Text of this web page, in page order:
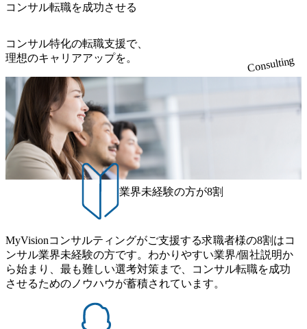
ルティング領域)から参画いただきます。 課題選定から顧客
だきます。 アジャイル開発を通じて顧客の要望や提案を柔
軟に取り入れながら改善サイクルを回すため、ご自身の提
案がサービスに直接反映されやすく、高い貢献度を実感で
きます。 ● 勤務地 東京都渋谷区渋谷3丁目6-7 渋谷金王タワ
ー 事業所内禁煙(入居する施設に喫煙専用室あり) ・就業規
則により就業時間内の喫煙を全面的に禁止 ・禁煙サポート
制度あり オンライン ● 必須要件 以下いずれかのご経験をお
持ちの方 ・システム・ソフトウェア開発経験3年以上 ・要
件定義～基本設計など上流経験2年以上 ・PMO経験2年以上
● 歓迎要件 ・要件定義から詳細設計までのいずれかの上流
工程の経験 ・サブリーダー以上のマネジメント経験 ・お客
様との折衝経験、交渉経験 ・組織課題に対して主体的に業
務改善に取り組まれたご経験 ・アジャイル/スクラムへの興
で主体的に動ける方 ・年齢にこだわらず、アドバイスを素
直に受け取れる方 ・推進力のある方
職率も21.8%（2023年12月時点）とフレキシブルな働き方を
③12時開始 2026年8月10日(月) 16:00 各回50分程度を想定 オ
ンライン 書類選考通過者
ンサルティング会社となり、今後も成長性が大きくみられ
社時に10日間の間みっちりとコンサルの基礎を支援)を魅力
に感じ、他Big4ではなくアビームを選ぶ方も多数 アビーム
といえばSAPをはじめとしたシステム、とイメージされる
こともあるが実態としては経営戦略策定や新規事業立案な
どのトップラインを上げるための戦略案件も多く存在 特に
スポーツ&エンターテイメント領域ではBig4に先んじて注力
し、業界内で大きな存在感を誇る 社員の多様化する生活ス
タイルやライフイベントに対応した働きやすい職場環境を
実現するため、さまざまなサポート制度を導入している 多
文化理解や女性の活躍推進などの取り組み、また、フレッ
クス制度やフリーロケーション制度、フルリモート制度な
どの多様な働き方をサポートする制度が整備されている 202
6年8月23日(日) 9:00～18:00終了 2026年8月12日(水) 16:00 202
6年8月23日(日)にSustainable SCM SU 1day選考会を開催いた
します。 当SUは「GlobalでのSCM構築」や「物流・調達コ
ストの構造改革」といった伝統的なテーマに留まらずクラ
イアントがこれから取組むべき「グリーントランスフォー
った社会課題やテーマに対して、グローバル知見と最新の
事例などを基に企業の構造改革と社会価値の創造の取り組
東京オフィスに来るグローバルメンバーも多く、グローバ
れており、これまで多くのNPO・NGOなどの非営利団体に
無償でコンサルティングを提供している。 2026年8月29日
(土) の対面Kick-offイベントを皮切りに1か月程度のプログラ
ム ※初回プログラム : 8月29日(土)10:00～13:30 2026年8月12
日(水) 16:00 Bain & Company Tokyoでは、「Tokyo Be Bold Pr
ogram (女性候補者向け選考支援プログラム)」を実施いたし
ます。クライアントに斬新なソリューションを提供し、複
雑な経営課題を解決するために、チームのダイバーシティ
は欠かせません。是非、ユニークな視点と高い志を持つ女
性の皆様に多数ご参画頂きたいと考え、プログラムを開催
性はどのように活躍をしているのか」、「ケース面接の経
験がなく対策の仕方が知りたい」などのお声をたくさんい
食事などのカジュアルな交流、実際のプロジェクトのケー
ススタディ、1対1の模擬面接等、複数のセッションを約1か
月の期間に渡り行い、選考にご参加いただきます。コンサ
ルタント未経験の方でも、戦略コンサルタントの具体的な
仕事内容からお話をさせていただきますので、戦略コンサ
ルティングにご興味をお持ちの方は、この機会にぜひご応
コンサル転職を成功させる
コンサル特化の転職支援で、
理想のキャリアアップを。
Consulting
業界未経験の方が8割
MyVisionコンサルティングがご支援する求職者様の8割はコ
ンサル業界未経験の方です。わかりやすい業界/個社説明か
ら始まり、最も難しい選考対策まで、コンサル転職を成功
させるためのノウハウが蓄積されています。